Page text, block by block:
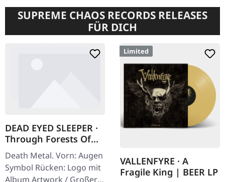
SUPREME CHAOS RECORDS RELEASES
FÜR DICH
DEAD EYED SLEEPER ·
Through Forests Of
Nonentities Bug Zip |
HSW ZIP L
Death Metal. Vorn: Augen
Symbol Rücken: Logo mit
Album Artwork / Großer
Limited
VALLENFYRE · A
Fragile King | BEER LP